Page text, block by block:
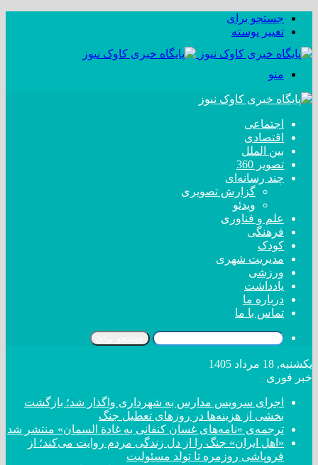
جستجو برای
تغییر پوسته
منو
اجتماعی
اقتصادی
بین الملل
تصویر 360
چند رسانه‌ای
گزارش تصویری
ویدئو
علم و فناوری
فرهنگی
کودک
مدیریت شهری
ورزشی
یادداشت
درباره ما
تماس با ما
یکشنبه, 18 مرداد 1405
خبر فوری
اجرای سرویس مدارس به شهرداری واگذار شد؛ بازگشت
بخشی از هزینه‌ها در روزهای تعطیل جنگ
ترجمه‌ی «نامه‌های غسان کنفانی به غادة السمان» منتشر شد
«اهل ایران» جنگ را از دل زندگی مردم روایت می‌کند؛ از
فروپاشی روزمره تا تولد مسئولیت